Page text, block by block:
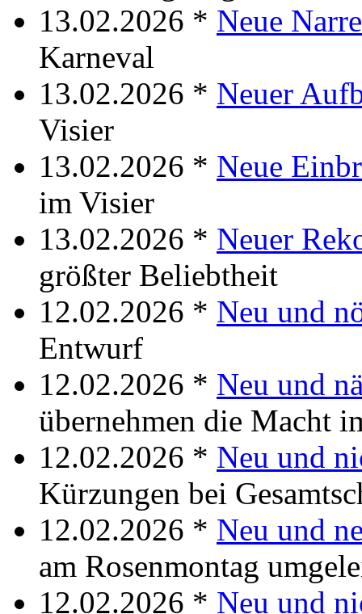
13.02.2026 * Neue
Karneval
13.02.2026 * Neuer
Visier
13.02.2026 * Neue
im Visier
13.02.2026 * Neuer
größter Beliebtheit
12.02.2026 * Neu und
Entwurf
12.02.2026 * Neu und
übernehmen die Macht
12.02.2026 * Neu und
Kürzungen bei
12.02.2026 * Neu und
am Rosenmontag
12.02.2026 * Neu und